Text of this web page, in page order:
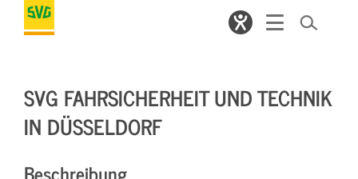
SVG FAHRSICHERHEIT UND TECHNIK
IN DÜSSELDORF